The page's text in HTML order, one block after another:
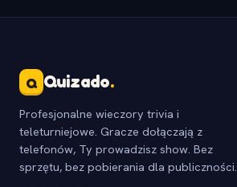
Q Quizado.
Profesjonalne wieczory trivia i
teleturniejowe. Gracze dołączają z
telefonów, Ty prowadzisz show. Bez
sprzętu, bez pobierania dla publiczności.